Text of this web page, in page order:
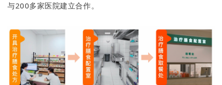
与200多家医院建立合作。